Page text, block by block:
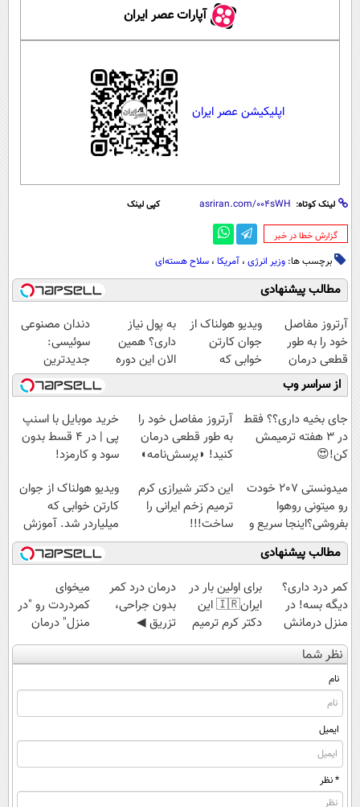
آپارات عصر ایران
اپلیکیشن عصر ایران
لینک کوتاه: کپی لینک
‌گزارش خطا در خبر
برچسب ها: وزیر انرژی ، آمریکا ، سلاح هسته‌ای
مطالب پیشنهادی
آرتروز مفاصل
خود را به طور
قطعی درمان
کنید!
◗پرسش‌نامه◖
ویدیو هولناک از
جوان کارتن
خوابی که
میلیاردر شد.
آموزش رایگان
به پول نیاز
داری؟ همین
الان این دوره
رایگان رو شرکت
کن تا دیر نشده!
دندان مصنوعی
سوئیسی:
جدیدترین
فناوری اروپا،
سبک و مقاوم |
پرداخت قسطی
از سراسر وب
جای بخیه داری؟؟ فقط
در 3 هفته ترمیمش
کن!😍
آرتروز مفاصل خود را
به طور قطعی درمان
کنید! ◗پرسش‌نامه◖
خرید موبایل با اسنپ
پی | در ۴ قسط بدون
سود و کارمزد!
میدونستی 207 خودت
رو میتونی روهوا
بفروشی؟اینجا سریع و
راحت بفروش
این دکتر شیرازی کرم
ترمیم زخم ایرانی را
ساخت!!!
ویدیو هولناک از جوان
کارتن خوابی که
میلیاردر شد. آموزش
رایگان
مطالب پیشنهادی
کمر درد داری؟
دیگه بسه! در
منزل درمانش
کن
(◀پرسش‌نامه)
برای اولین بار در
ایران🇮🇷 این
دکتر کرم ترمیم
کننده 23 روزه
ساخت!
درمان درد کمر
بدون جراحی،
تزریق ◀
پرسش‌نامه رو پر
کن ▶
میخوای
کمردردت رو "در
منزل" درمان
کنی؟ (◂فیلم +
◂پرسش‌نامه)
نظر شما
نام
ایمیل
* نظر